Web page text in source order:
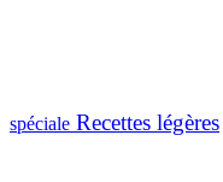
spéciale Recettes légères